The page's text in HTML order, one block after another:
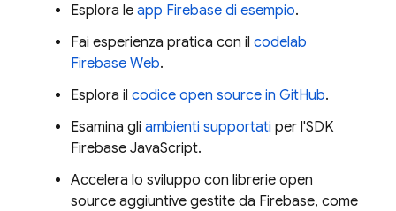
Esplora le app Firebase di esempio.
Fai esperienza pratica con il codelab
Firebase Web.
Esplora il codice open source in GitHub.
Esamina gli ambienti supportati per l'SDK
Firebase JavaScript.
Accelera lo sviluppo con librerie open
source aggiuntive gestite da Firebase, come